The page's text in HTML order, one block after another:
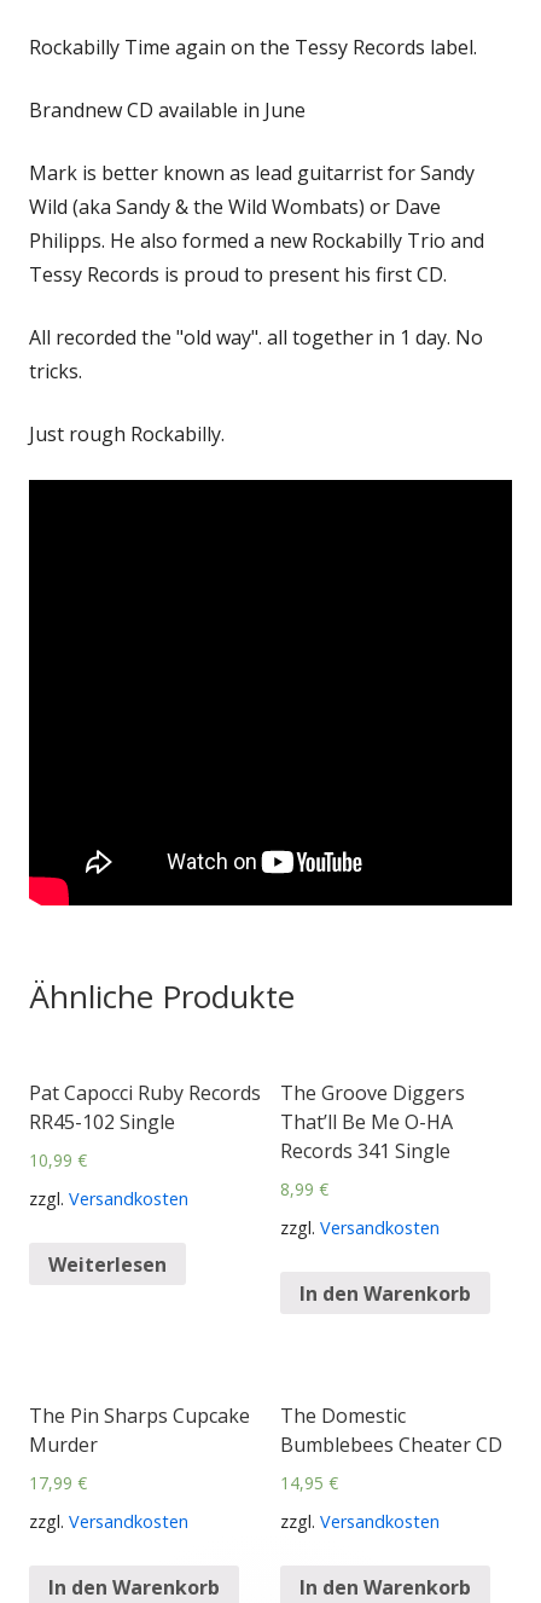
Rockabilly Time again on the Tessy Records label.
Brandnew CD available in June
Mark is better known as lead guitarrist for Sandy
Wild (aka Sandy & the Wild Wombats) or Dave
Philipps. He also formed a new Rockabilly Trio and
Tessy Records is proud to present his first CD.
All recorded the "old way". all together in 1 day. No
tricks.
Just rough Rockabilly.
Ähnliche Produkte
Pat Capocci Ruby Records
RR45-102 Single
10,99 €
zzgl. Versandkosten
Weiterlesen
The Groove Diggers
That’ll Be Me O-HA
Records 341 Single
8,99 €
zzgl. Versandkosten
In den Warenkorb
The Pin Sharps Cupcake
Murder
17,99 €
zzgl. Versandkosten
In den Warenkorb
The Domestic
Bumblebees Cheater CD
14,95 €
zzgl. Versandkosten
In den Warenkorb